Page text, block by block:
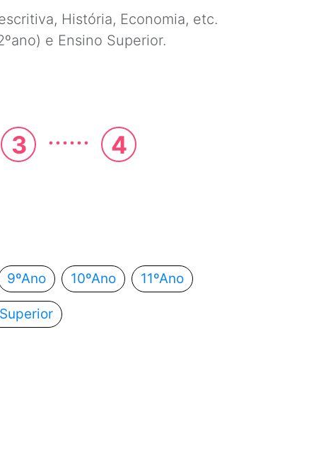
História, Economia, etc.
e Ensino Superior.
3 ...... 4
9ºAno 10ºAno 11ºAno